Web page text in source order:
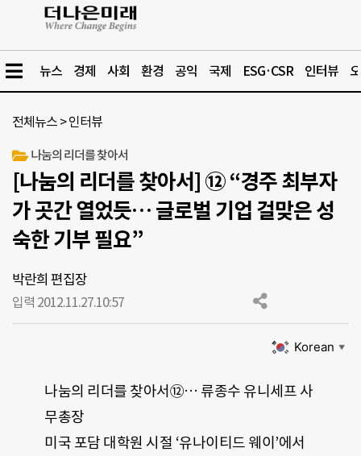
뉴스 경제 사회 환경 공익 국제 ESG·CSR 인터뷰
전체뉴스 >인터뷰
나눔의 리더를 찾아서
[나눔의 리더를 찾아서] ⑫ “경주 최부자
가 곳간 열었듯… 글로벌 기업 걸맞은 성
숙한 기부 필요”
박란희 편집장
입력 2012.11.27.10:57
Korean ▼
나눔의 리더를 찾아서⑫… 류종수 유니세프 사
무총장
미국 포담 대학원 시절 ‘유나이티드 웨이’에서